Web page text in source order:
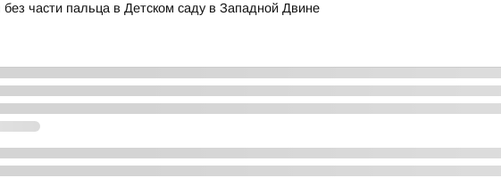
части пальца в Детском саду в Западной Двине